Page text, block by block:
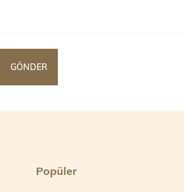
GÖNDER
Popüler